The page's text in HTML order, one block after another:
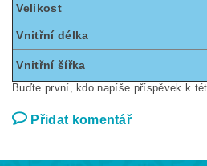
Velikost
Vnitřní délka
Vnitřní šířka
Buďte první, kdo napíše příspěvek k
Přidat komentář